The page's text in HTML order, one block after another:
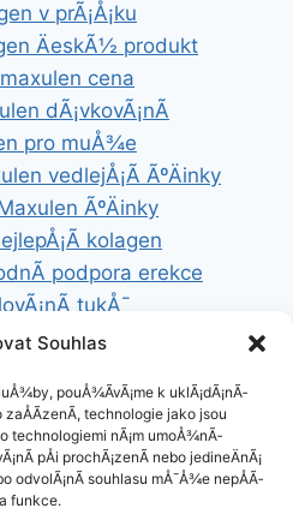
v prÃ¡Å¡ku
ÄeskÃ½ produkt
maxulen cena
dÃ¡vkovÃ¡nÃ­
pro muÅ¾e
vedlejÅ¡Ã­ ÃºÄinky
ÃºÄinky
kolagen
podpora erekce
tukÅ¯
recepty na hubnutÃ­
Souhlas
pouÅ¾Ã­vÃ¡me k uklÃ¡dÃ¡nÃ­
technologie jako jsou
technologiemi nÃ¡m umoÅ¾nÃ­
pÅi prochÃ¡zenÃ­ nebo jedineÄnÃ¡
odvolÃ¡nÃ­ souhlasu mÅ¯Å¾e nepÅÃ­
funkce.